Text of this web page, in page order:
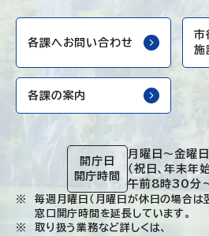
各課へお問い合わせ
市
施
各課の案内
開庁日
開庁時間
月曜日～金曜日
（祝日、年末年
午前8時30分
毎週月曜日（月曜日が休日の場合は
窓口開庁時間を延長しています。
取り扱う業務など詳しくは、